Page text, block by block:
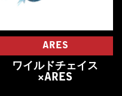
ARES
ワイルドチェイス
×ARES